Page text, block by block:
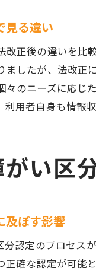
見る違い
改正後の違いを比
ましたが、法改
々のニーズに応じ
利用者自身も情報
い区
及ぼす影響
認定のプロセス
確な認定が可能